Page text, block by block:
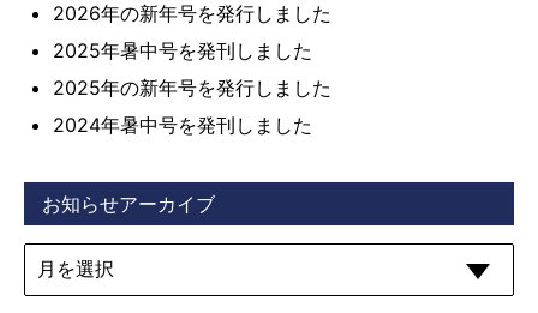
2026年の新年号を発行しました
2025年暑中号を発刊しました
2025年の新年号を発行しました
2024年暑中号を発刊しました
お知らせアーカイブ